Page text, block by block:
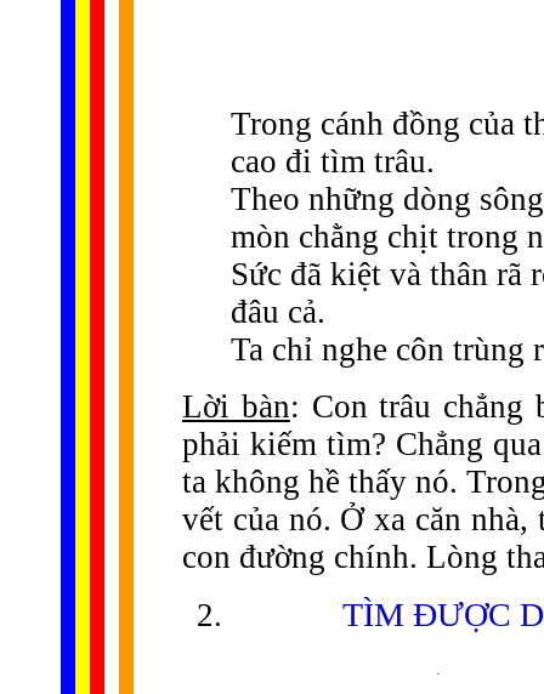
Trong cánh đồng của
cao đi tìm trâu.
Theo những dòng
mòn chằng chịt trong
Sức đã kiệt và thân rã
đâu cả.
Ta chỉ nghe côn trùng
Lời bàn: Con trâu chẳng
phải kiếm tìm? Chẳng
ta không hề thấy nó.
vết của nó. Ở xa căn
con đường chính. Lòng
TÌM ĐƯỢC